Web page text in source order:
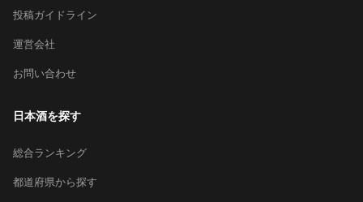
投稿ガイドライン
運営会社
お問い合わせ
日本酒を探す
総合ランキング
都道府県から探す